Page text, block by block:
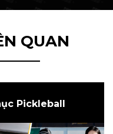
QUAN
Pickleball